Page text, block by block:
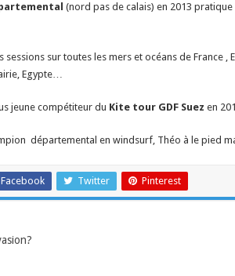
(nord pas de calais) en 2013
sessions sur toutes les mers et océans de France ,
Egypte…
jeune compétiteur du Kite tour GDF Suez en
départemental en windsurf, Théo à le pied
Facebook Twitter Pinterest